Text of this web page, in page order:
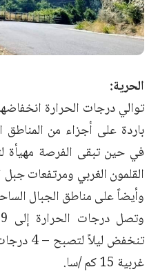
الحرية:
توالي درجات الحرارة
باردة على أجزاء من المناطق
في حين تبقى الفرصة مهيأة
القلمون الغربي ومرتفعات
وأيضاً على مناطق الجبال
تنخفض
غربية 15 كم /سا.